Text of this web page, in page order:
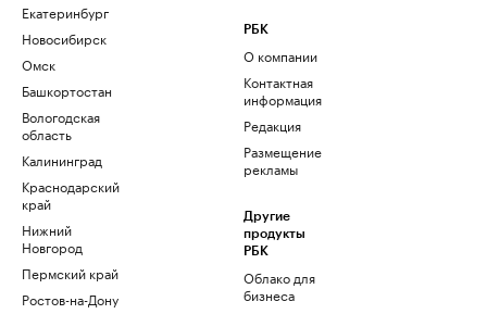
Екатеринбург
Новосибирск
Омск
Башкортостан
Вологодская
область
Калининград
Краснодарский
край
Нижний
Новгород
Пермский край
Ростов-на-Дону
РБК
О компании
Контактная
информация
Редакция
Размещение
рекламы
Другие
продукты
РБК
Облако для
бизнеса